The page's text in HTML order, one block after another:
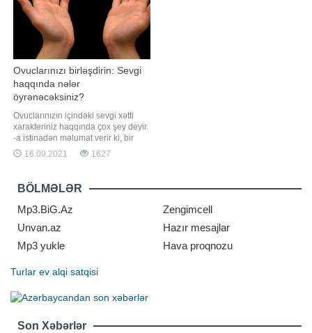
Ovuclarınızı birləşdirin: Sevgi
haqqında nələr
öyrənəcəksiniz?
Ovuclarınızın içindəki sevgi xətti
xarakteriniz haqqında çox şey deyir.
-a istinadən məlumat verir ki, bir
insanın əlləri o insan haqqında çox
şey deyə bilər. Bu, uzun müddətdir
üçün təsirli bir üsuldur. Əgər bu sizə
də maraqlıdırsa, o zaman
ovuclarınızı birləşdirin
16.09.2021 1627
BÖLMƏLƏR
Mp3.BiG.Az
Zengimcell
Unvan.az
Hazır mesajlar
Mp3 yukle
Hava proqnozu
Turlar ev alqi satqisi
Son Xəbərlər